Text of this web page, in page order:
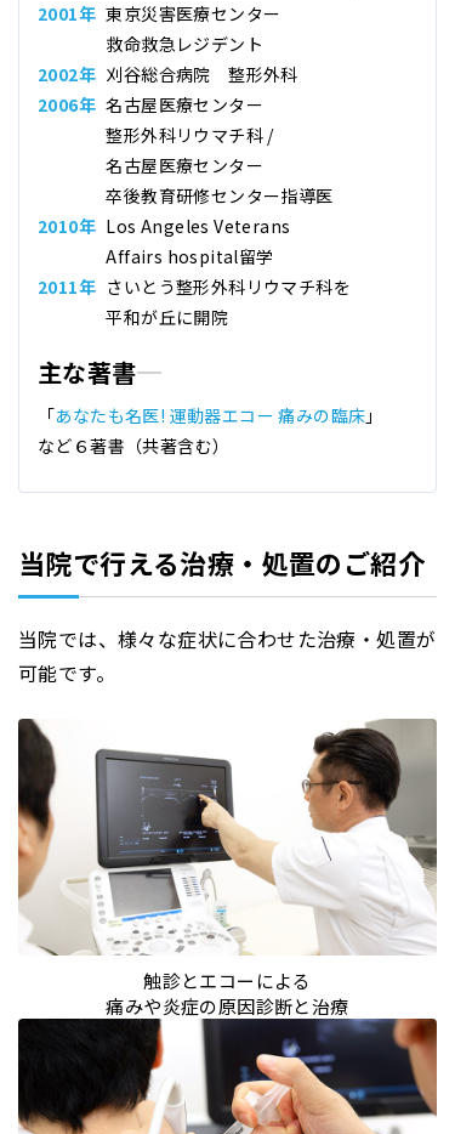
2001年 東京災害医療センター
救命救急レジデント
2002年 刈谷総合病院 整形外科
2006年 名古屋医療センター
整形外科リウマチ科 /
名古屋医療センター
卒後教育研修センター指導医
2010年 Los Angeles Veterans
Affairs hospital留学
2011年 さいとう整形外科リウマチ科を
平和が丘に開院
主な著書
「あなたも名医! 運動器エコー 痛みの臨床 」
など６著書（共著含む）
当院で行える治療・処置のご紹介
当院では、様々な症状に合わせた治療・処置が
可能です。
触診とエコーによる
痛みや炎症の原因診断と治療